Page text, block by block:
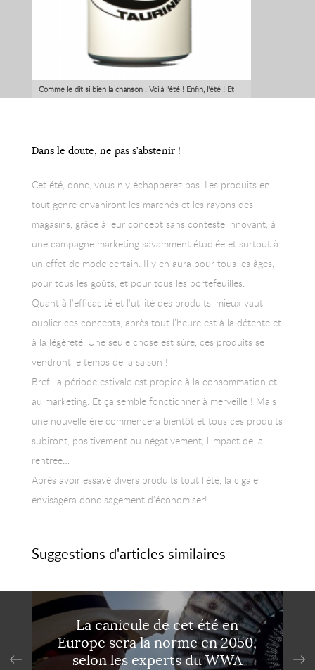
Comme le dit si bien la chanson : Voilà l'été ! Enfin, l'été ! Et
Dans le doute, ne pas s’abstenir !
Cet été, donc, vous n’y échapperez pas. Les produits en
tout genre envahiront les marchés et les rayons des
magasins, grâce à leur concept sans conteste innovant, à
une campagne marketing savamment étudiée et surtout à
un effet de mode certain. Il y en aura pour tous les âges,
pour tous les goûts, et pour tous les portefeuilles.
Quant à l’efficacité et l’utilité des produits, mieux vaut
oublier ces concepts, après tout l’heure est à la détente et
à la légèreté. Une seule chose est sûre, ces produits se
vendront le temps de la saison !
Bref, la période estivale est propice à la consommation et
au marketing. Et ça semble fonctionner à merveille ! Mais
une nouvelle ère commencera bientôt et tous ces produits
subiront, positivement ou négativement, l’impact de la
rentrée…
Après avoir essayé divers produits tout l’été, la cigale
envisagera donc sagement d’économiser!
Suggestions d'articles similaires
La canicule de cet été en
Europe sera la norme en 2050,
selon les experts du WWA